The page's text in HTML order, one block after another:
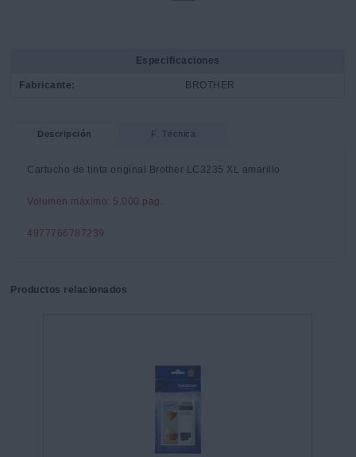
Especificaciones
Fabricante: BROTHER
Descripción F. Técnica
Cartucho de tinta original Brother LC3235 XL amarillo
Volumen máximo: 5.000 pag.
4977766787239
Productos relacionados